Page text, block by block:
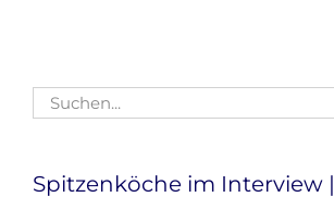
Suche
nach:
Spitzenköche im Interview |